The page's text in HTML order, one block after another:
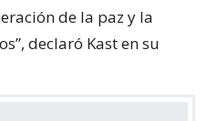
de la paz y la
declaró Kast en su